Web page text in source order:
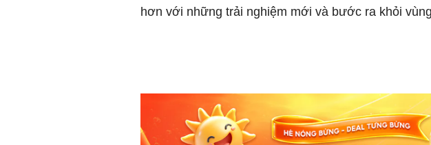
hơn với những trải nghiệm mới và bước ra khỏi